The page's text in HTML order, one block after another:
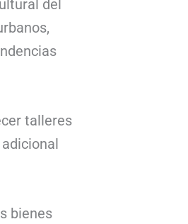
del
talleres
bienes